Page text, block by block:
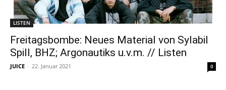
LISTEN
Freitagsbombe: Neues Material von Sylabil
Spill, BHZ; Argonautiks u.v.m. // Listen
JUICE - 22. Januar 2021 0